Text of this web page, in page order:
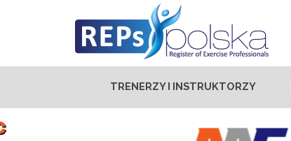
TRENERZY I INSTRUKTORZY